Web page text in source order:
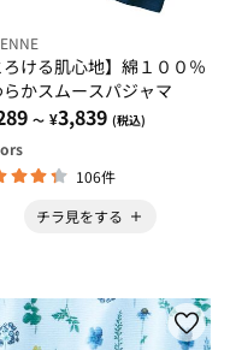
ろける肌心地】綿１００％
かスムースパジャマ
～ ¥3,839 (税込)
106件
チラ見をする